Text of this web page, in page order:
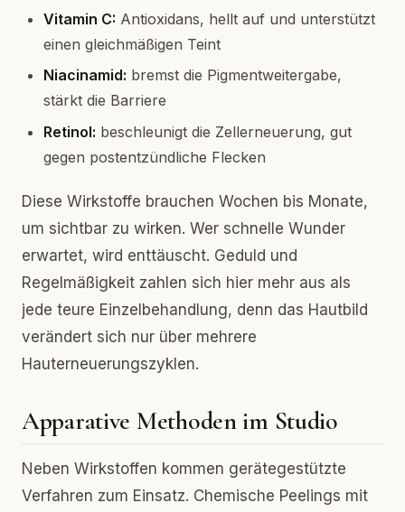
Vitamin C: Antioxidans, hellt auf und unterstützt
einen gleichmäßigen Teint
Niacinamid: bremst die Pigmentweitergabe,
stärkt die Barriere
Retinol: beschleunigt die Zellerneuerung, gut
gegen postentzündliche Flecken
Diese Wirkstoffe brauchen Wochen bis Monate,
um sichtbar zu wirken. Wer schnelle Wunder
erwartet, wird enttäuscht. Geduld und
Regelmäßigkeit zahlen sich hier mehr aus als
jede teure Einzelbehandlung, denn das Hautbild
verändert sich nur über mehrere
Hauterneuerungszyklen.
Apparative Methoden im Studio
Neben Wirkstoffen kommen gerätegestützte
Verfahren zum Einsatz. Chemische Peelings mit